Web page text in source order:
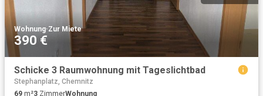
Wohnung·Zur Miete
390 €
Schicke 3 Raumwohnung mit Tageslichtbad
Stephanplatz, Chemnitz
69 m²3 ZimmerWohnung